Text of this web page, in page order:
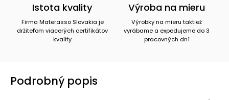
Istota kvality
Firma Materasso Slovakia je
držiteľom viacerých certifikátov
kvality
Výroba na mieru
Výrobky na mieru taktiež
vyrábame a expedujeme do 3
pracovných dní
Podrobný popis